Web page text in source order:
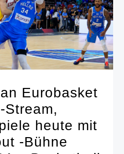
Eurobasket
Stream,
heute mit
-Bühne